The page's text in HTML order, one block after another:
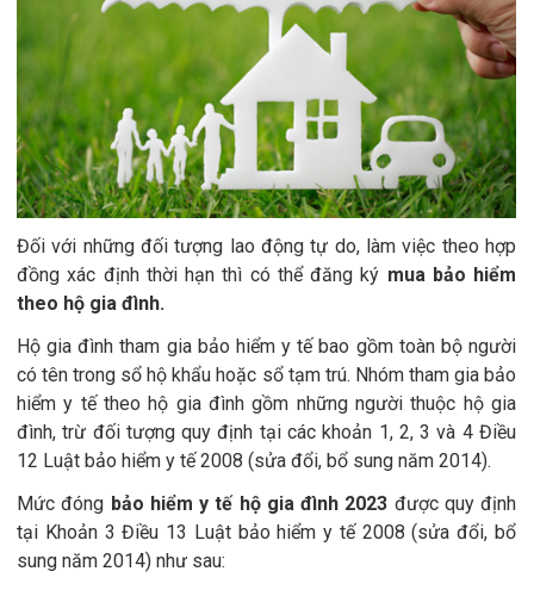
Đối với những đối tượng lao động tự do, làm việc theo hợp
đồng xác định thời hạn thì có thể đăng ký mua bảo hiểm
theo hộ gia đình.
Hộ gia đình tham gia bảo hiểm y tế bao gồm toàn bộ người
có tên trong sổ hộ khẩu hoặc sổ tạm trú. Nhóm tham gia bảo
hiểm y tế theo hộ gia đình gồm những người thuộc hộ gia
đình, trừ đối tượng quy định tại các khoản 1, 2, 3 và 4 Điều
12 Luật bảo hiểm y tế 2008 (sửa đổi, bổ sung năm 2014).
Mức đóng bảo hiểm y tế hộ gia đình 2023 được quy định
tại Khoản 3 Điều 13 Luật bảo hiểm y tế 2008 (sửa đổi, bổ
sung năm 2014) như sau: